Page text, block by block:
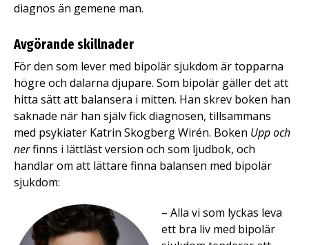
diagnos än gemene man.
Avgörande skillnader
För den som lever med bipolär sjukdom är topparna
högre och dalarna djupare. Som bipolär gäller det att
hitta sätt att balansera i mitten. Han skrev boken han
saknade när han själv fick diagnosen, tillsammans
med psykiater Katrin Skogberg Wirén. Boken Upp och
nerfinns i lättläst version och som ljudbok, och
handlar om att lättare finna balansen med bipolär
sjukdom:
– Alla vi som lyckas leva
ett bra liv med bipolär